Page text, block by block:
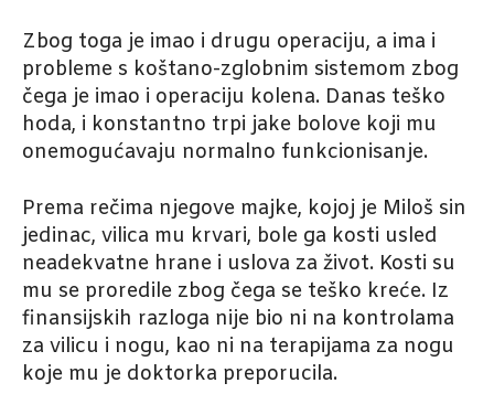
Zbog toga je imao i drugu operaciju, a ima i
probleme s koštano-zglobnim sistemom zbog
čega je imao i operaciju kolena. Danas teško
hoda, i konstantno trpi jake bolove koji mu
onemogućavaju normalno funkcionisanje.
Prema rečima njegove majke, kojoj je Miloš sin
jedinac, vilica mu krvari, bole ga kosti usled
neadekvatne hrane i uslova za život. Kosti su
mu se proredile zbog čega se teško kreće. Iz
finansijskih razloga nije bio ni na kontrolama
za vilicu i nogu, kao ni na terapijama za nogu
koje mu je doktorka preporucila.